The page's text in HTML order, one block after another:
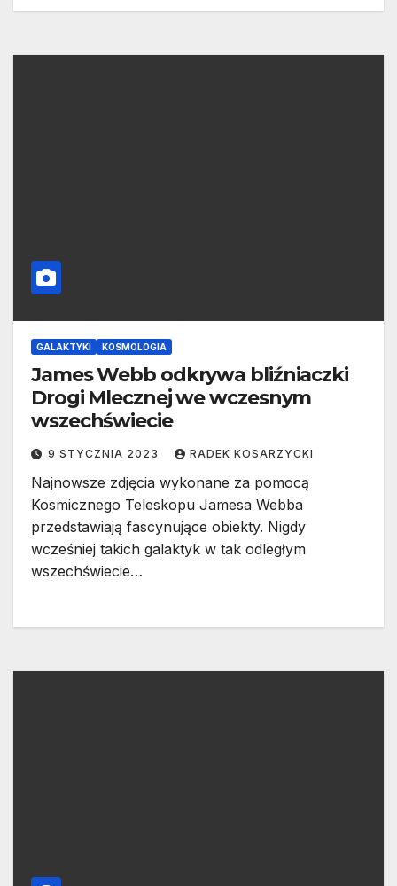
GALAKTYKI KOSMOLOGIA
James Webb odkrywa bliźniaczki
Drogi Mlecznej we wczesnym
wszechświecie
9 STYCZNIA 2023 RADEK KOSARZYCKI
Najnowsze zdjęcia wykonane za pomocą
Kosmicznego Teleskopu Jamesa Webba
przedstawiają fascynujące obiekty. Nigdy
wcześniej takich galaktyk w tak odległym
wszechświecie…